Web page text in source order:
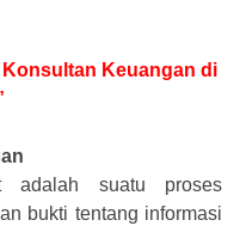
Keuangan di
adalah suatu proses
bukti tentang informasi